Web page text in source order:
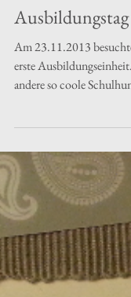
Früh übt sich -
Ausbildungstag
Am 23.11.2013
erste
andere so coole